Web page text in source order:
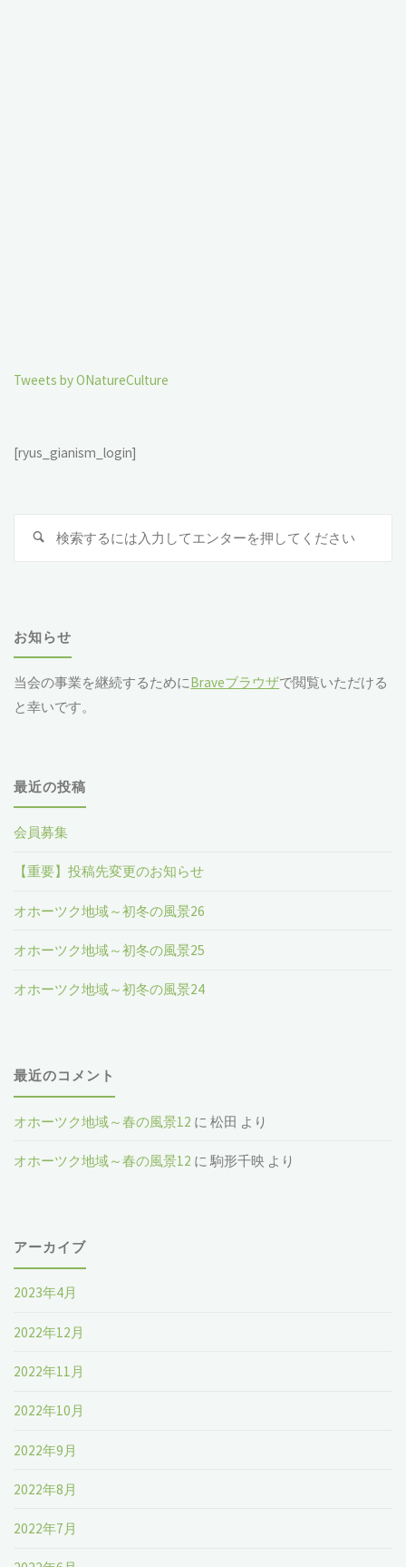
Tweets by ONatureCulture
[ryus_gianism_login]
お知らせ
当会の事業を継続するためにBraveブラウザで閲覧いただける
と幸いです。
最近の投稿
会員募集
【重要】投稿先変更のお知らせ
オホーツク地域～初冬の風景26
オホーツク地域～初冬の風景25
オホーツク地域～初冬の風景24
最近のコメント
オホーツク地域～春の風景12 に松田 より
オホーツク地域～春の風景12 に駒形千映 より
アーカイブ
2023年4月
2022年12月
2022年11月
2022年10月
2022年9月
2022年8月
2022年7月